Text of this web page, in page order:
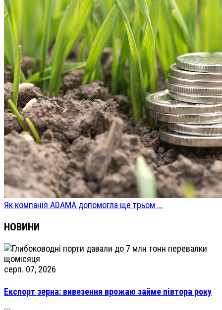
Як компанія ADAMA допомогла ще трьом ...
НОВИНИ
серп. 07, 2026
Експорт зерна: вивезення врожаю займе півтора року